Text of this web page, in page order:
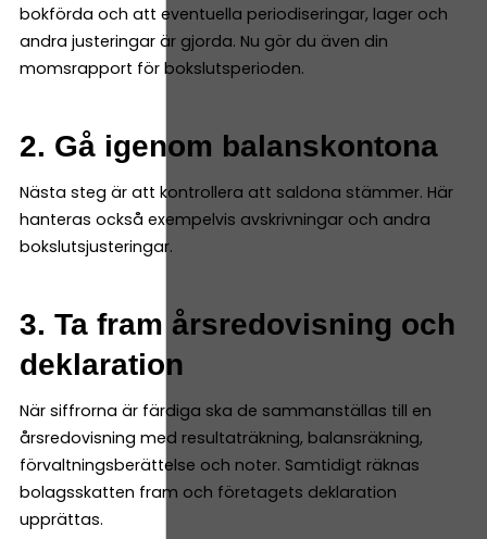
bokförda och att eventuella periodiseringar, lager och
andra justeringar är gjorda. Nu gör du även din
momsrapport för bokslutsperioden.
2. Gå igenom balanskontona
Nästa steg är att kontrollera att saldona stämmer. Här
hanteras också exempelvis avskrivningar och andra
bokslutsjusteringar.
3. Ta fram årsredovisning och
deklaration
När siffrorna är färdiga ska de sammanställas till en
årsredovisning med resultaträkning, balansräkning,
förvaltningsberättelse och noter. Samtidigt räknas
bolagsskatten fram och företagets deklaration
upprättas.